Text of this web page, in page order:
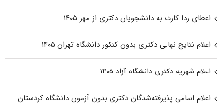
اعطای ردا کارت به دانشجویان دکتری از مهر ۱۴۰۵
اعلام نتایج نهایی دکتری بدون کنکور دانشگاه تهران ۱۴۰۵
اعلام شهریه دکتری دانشگاه آزاد ۱۴۰۵
اعلام اسامی پذیرفته‌شدگان دکتری بدون آزمون دانشگاه کردستان